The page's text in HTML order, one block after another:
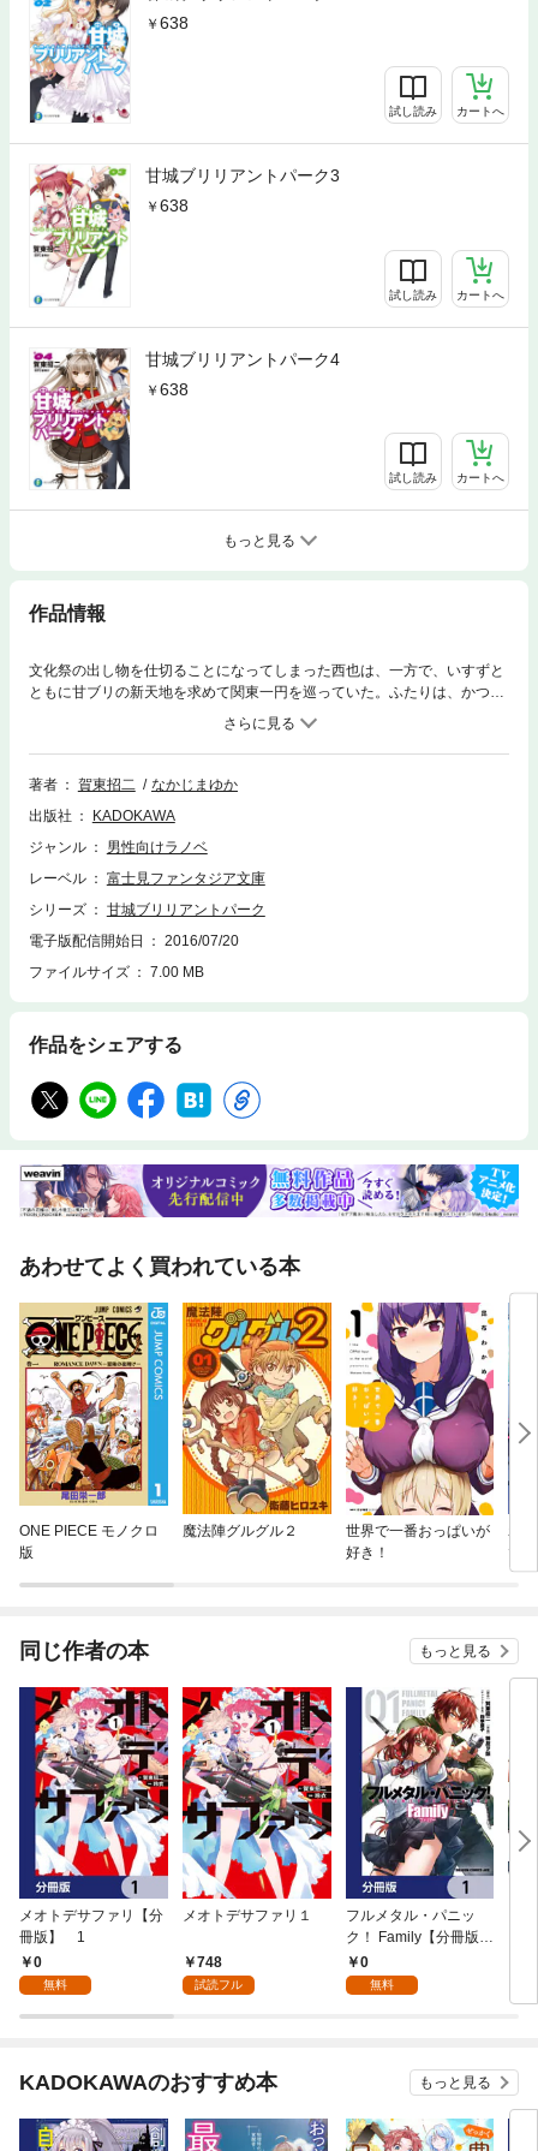
638
試し読み カートへ
甘城ブリリアントパーク3
638
試し読み カートへ
甘城ブリリアントパーク4
638
試し読み カートへ
もっと見る
作品情報
文化祭の出し物を仕切ることになってしまった西也は、一方で、いすずと
ともに甘ブリの新天地を求めて関東一円を巡っていた。ふたりは、かつて
テーマパークだった廃墟に行き着くのだが、そこで衝撃の事実が判明し!?
著者 賀東招二
なかじまゆか
出版社
KADOKAWA
ジャンル
男性向けラノベ
レーベル
富士見ファンタジア文庫
シリーズ
甘城ブリリアントパーク
電子版配信開始日
2016/07/20
ファイルサイズ
7.00 MB
作品をシェアする
あわせてよく買われている本
ONE PIECE モノクロ
版
魔法陣グルグル２
世界で一番おっぱいが
好き！
で
同じ作者の本 もっと見る
メオトデサファリ【分
冊版】 1
0
無料
メオトデサファリ１
748
試読フル
フルメタル・パニッ
ク！ Family【分冊版】
1
0
無料
KADOKAWAのおすすめ本 もっと見る